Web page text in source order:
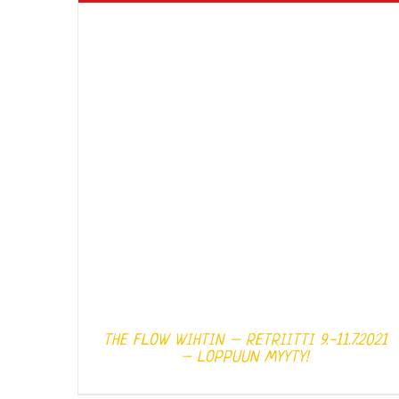
THE FLOW WIHTIN – RETRIITTI 9.-11.7.2021
– LOPPUUN MYYTY!